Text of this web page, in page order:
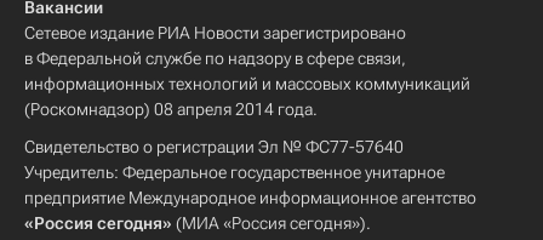
Вакансии
Сетевое издание РИА Новости зарегистрировано
в Федеральной службе по надзору в сфере связи,
информационных технологий и массовых коммуникаций
(Роскомнадзор) 08 апреля 2014 года.
Свидетельство о регистрации Эл № ФС77-57640
Учредитель: Федеральное государственное унитарное
предприятие Международное информационное агентство
«Россия сегодня» (МИА «Россия сегодня»).